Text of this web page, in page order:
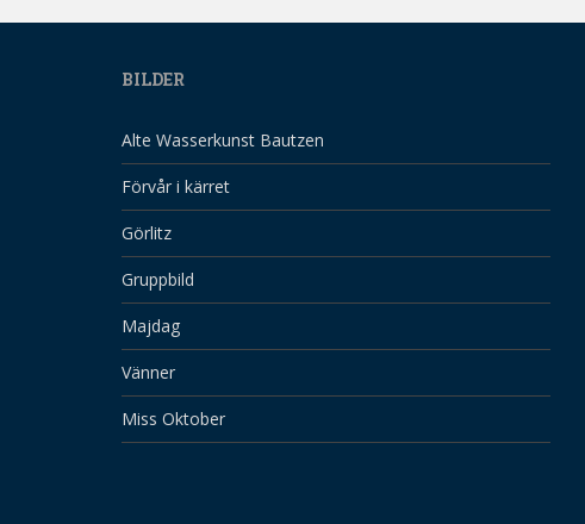
BILDER
Alte Wasserkunst Bautzen
Förvår i kärret
Görlitz
Gruppbild
Majdag
Vänner
Miss Oktober